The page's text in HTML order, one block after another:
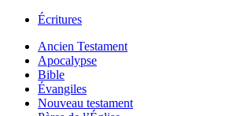
Écritures
Ancien Testament
Apocalypse
Bible
Évangiles
Nouveau testament